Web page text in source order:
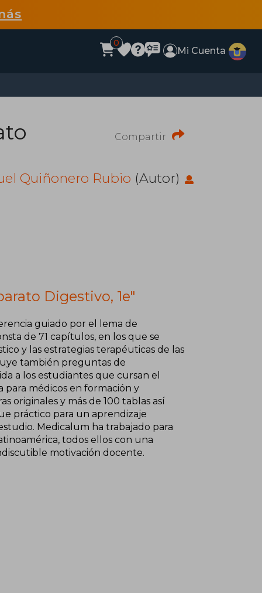
0
Mi Cuenta
Compartir
Quiñonero Rubio (Autor)
Digestivo, 1e"
guiado por el lema de
de 71 capítulos, en los que se
y las estrategias terapéuticas de las
también preguntas de
a los estudiantes que cursan el
para médicos en formación y
originales y más de 100 tablas así
práctico para un aprendizaje
Medicalum ha trabajado para
todos ellos con una
motivación docente.